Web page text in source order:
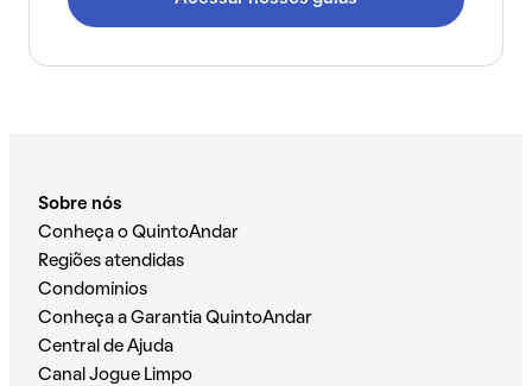
Sobre nós
Conheça o QuintoAndar
Regiões atendidas
Condomínios
Conheça a Garantia QuintoAndar
Central de Ajuda
Canal Jogue Limpo